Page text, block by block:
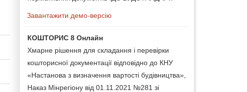
Завантажити демо-версію
КОШТОРИС 8 Онлайн
Хмарне рішення для складання і перевірки
кошторисної документації відповідно до КНУ
«Настанова з визначення вартості будівництва»,
Наказ Мінрегіону від 01.11.2021 №281 зі